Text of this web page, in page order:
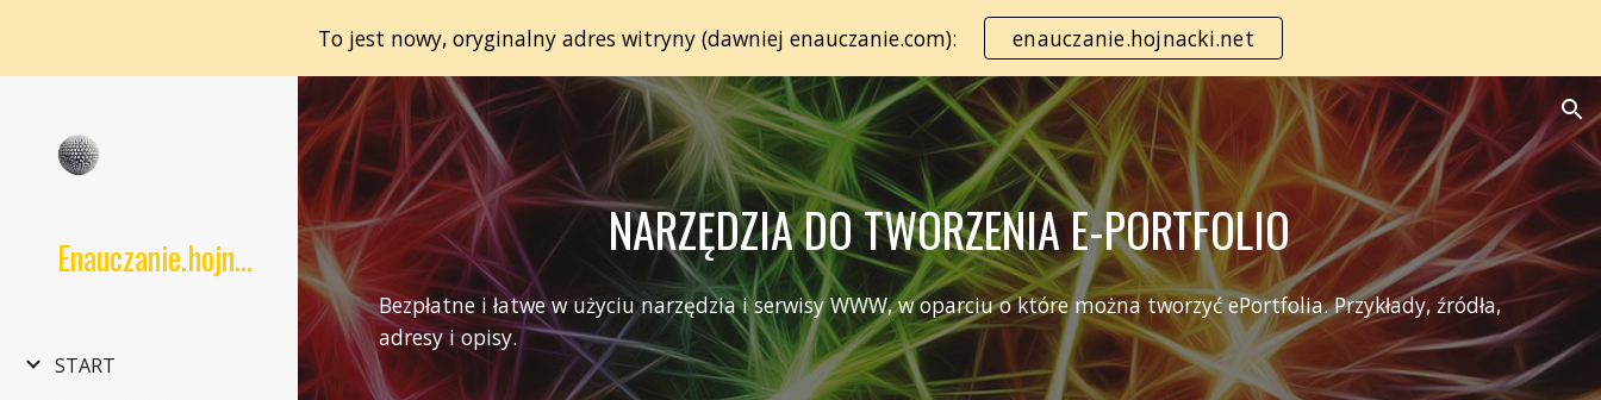
Skip to main content Skip to navigation
To jest nowy, oryginalny adres witryny (dawniej enauczanie.com): enauczanie.hojnacki.net
Enauczanie.hojnacki.net
START
NARZĘDZIA DO TWORZENIA E-PORTFOLIO
Bezpłatne i łatwe w użyciu narzędzia i serwisy WWW, w oparciu o które można tworzyć ePortfolia. Przykłady, źródła,
adresy i opisy.